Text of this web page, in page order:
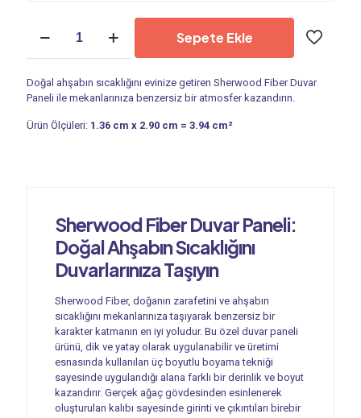
Paneli
PC
2850
Sepete Ekle
Doğal ahşabın sıcaklığını evinize getiren Sherwood Fiber Duvar
Paneli ile mekanlarınıza benzersiz bir atmosfer kazandırın.
Ürün Ölçüleri: 1.36 cm x 2.90 cm = 3.94 cm²
Sherwood Fiber Duvar Paneli:
Doğal Ahşabın Sıcaklığını
Duvarlarınıza Taşıyın
Sherwood Fiber, doğanın zarafetini ve ahşabın
sıcaklığını mekanlarınıza taşıyarak benzersiz bir
karakter katmanın en iyi yoludur. Bu özel duvar paneli
ürünü, dik ve yatay olarak uygulanabilir ve üretimi
esnasında kullanılan üç boyutlu boyama tekniği
sayesinde uygulandığı alana farklı bir derinlik ve boyut
kazandırır. Gerçek ağaç gövdesinden esinlenerek
oluşturulan kalıbı sayesinde girinti ve çıkıntıları birebir